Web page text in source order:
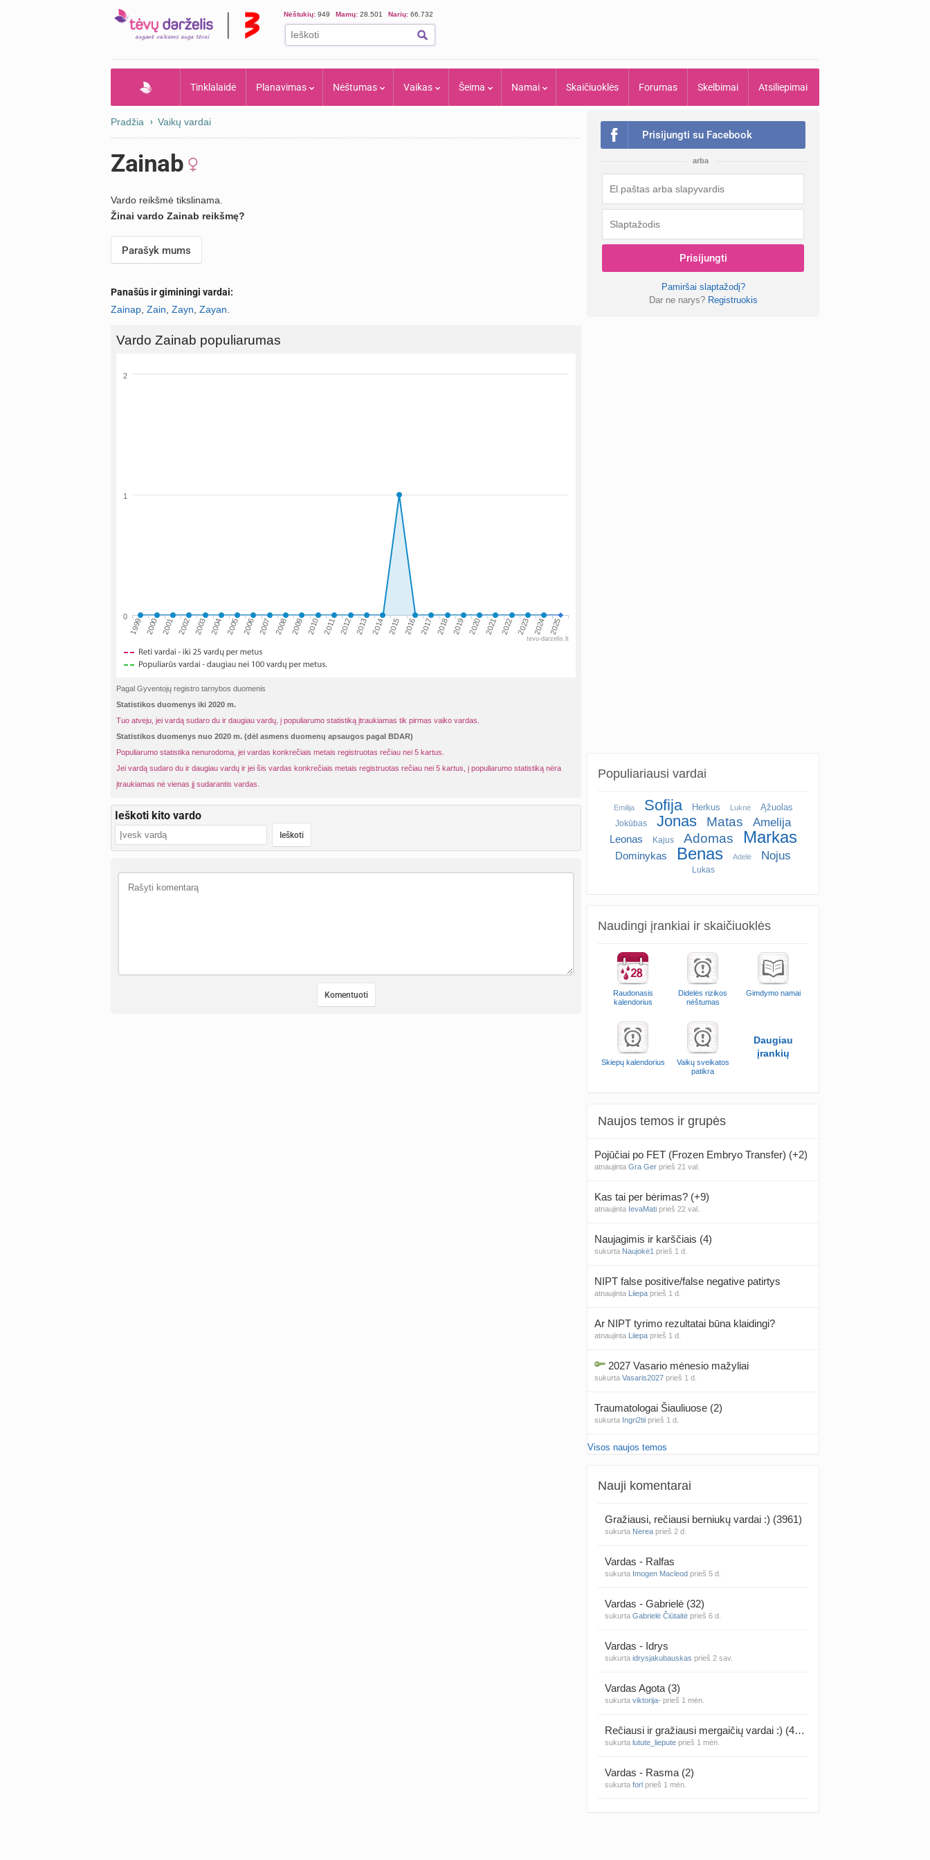
Nėštukių: 949 Mamų: 28.501 Narių: 66.732
Tinklalaidė Planavimas Nėštumas Vaikas Šeima Namai Skaičiuoklės Forumas Skelbimai Atsiliepimai
Pradžia Vaikų vardai
Zainab
Vardo reikšmė tikslinama.
Žinai vardo Zainab reikšmę?
Parašyk mums
Panašūs ir giminingi vardai:
Zainap Zain Zayn Zayan
Vardo Zainab populiarumas
1999 2000 2001 2002 2003 2004 2005 2006 2007 2008 2009 2010 2011 2012 2013 2014 2015 2016 2017 2018 2019 2020 2021 2022 2023 2024 2025
0
1
2
tevu-darzelis.lt
Pagal Gyventojų registro tarnybos duomenis
Statistikos duomenys iki 2020 m.
Tuo atveju, jei vardą sudaro du ir daugiau vardų, į populiarumo statistiką įtraukiamas tik pirmas vaiko vardas.
Statistikos duomenys nuo 2020 m. (dėl asmens duomenų apsaugos pagal BDAR)
Populiarumo statistika nenurodoma, jei vardas konkrečiais metais registruotas rečiau nei 5 kartus.
Jei vardą sudaro du ir daugiau vardų ir jei šis vardas konkrečiais metais registruotas rečiau nei 5 kartus, į populiarumo statistiką nėra
įtraukiamas nė vienas jį sudarantis vardas.
Ieškoti kito vardo
Prisijungti su Facebook
arba
Prisijungti
Pamiršai slaptažodį?
Dar ne narys? Registruokis
Populiariausi vardai
Emilija Sofija Herkus Luknė Ąžuolas
Jokūbas Jonas Matas Amelija
Leonas Kajus Adomas Markas
Dominykas Benas Adelė Nojus
Lukas
Naudingi įrankiai ir skaičiuoklės
Raudonasis
kalendorius
Didelės rizikos
nėštumas
Gimdymo namai
Skiepų kalendorius
Vaikų sveikatos
patikra
Daugiau
įrankių
Naujos temos ir grupės
Pojūčiai po FET (Frozen Embryo Transfer) (+2)
atnaujinta Gra Ger prieš 21 val.
Kas tai per bėrimas? (+9)
atnaujinta IevaMati prieš 22 val.
Naujagimis ir karščiais (4)
sukurta Naujokė1 prieš 1 d.
NIPT false positive/false negative patirtys
atnaujinta Liiepa prieš 1 d.
Ar NIPT tyrimo rezultatai būna klaidingi?
atnaujinta Liiepa prieš 1 d.
2027 Vasario mėnesio mažyliai
sukurta Vasaris2027 prieš 1 d.
Traumatologai Šiauliuose (2)
sukurta Ingri2tii prieš 1 d.
Čakru valymas
Kęstutis Šklėrius
Kovo mėnesio dvyniai
Visos temos (8000+)
Visos naujos temos
Nauji komentarai
Gražiausi, rečiausi berniukų vardai :) (3961)
sukurta Nerea prieš 2 d.
Vardas - Ralfas
sukurta Imogen Macleod prieš 5 d.
Vardas - Gabrielė (32)
sukurta Gabrielė Čiūtaitė prieš 6 d.
Vardas - Idrys
sukurta idrysjakubauskas prieš 2 sav.
Vardas Agota (3)
sukurta viktorija- prieš 1 mėn.
Rečiausi ir gražiausi mergaičių vardai :) (4314)
sukurta lutute_liepute prieš 1 mėn.
Vardas - Rasma (2)
sukurta forl prieš 1 mėn.
Vardas - Mila (12)